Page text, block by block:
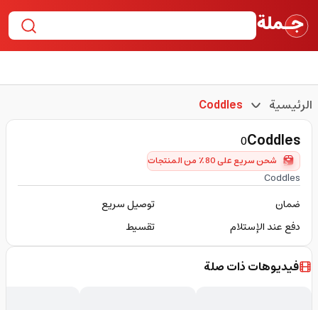
الرئيسية Coddles
Coddles
0
شحن سريع على 80٪ من المنتجات
Coddles
ضمان
توصيل سريع
دفع عند الإستلام
تقسيط
فيديوهات ذات صلة